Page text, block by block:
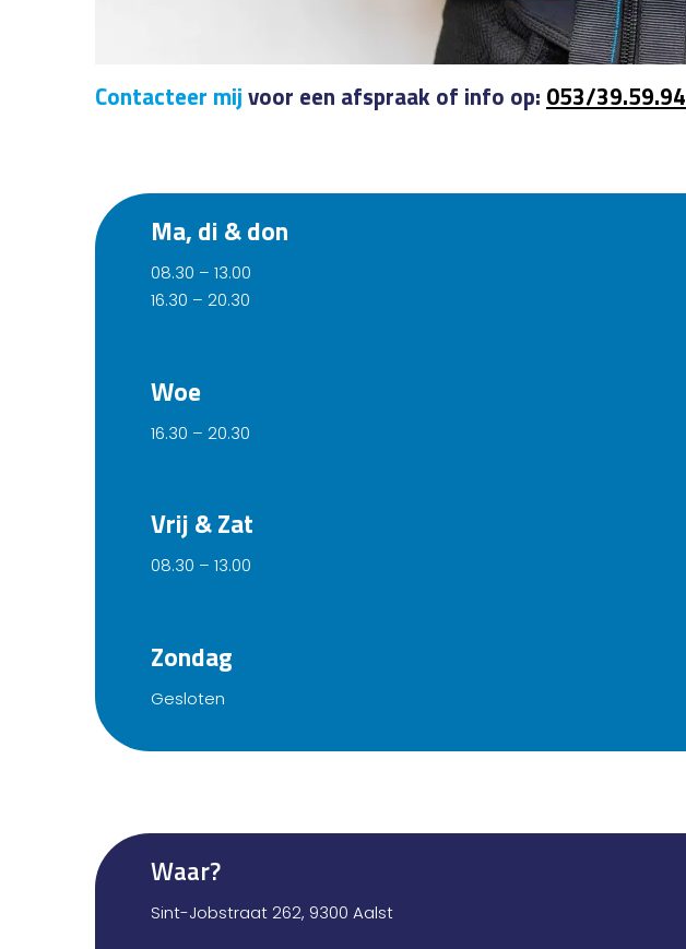
Contacteer mijvoor een afspraak of info op: 053/39.59.94
Ma, di & don
08.30 – 13.00
16.30 – 20.30
Woe
16.30 – 20.30
Vrij & Zat
08.30 – 13.00
Zondag
Gesloten
Waar?
Sint-Jobstraat 262, 9300 Aalst